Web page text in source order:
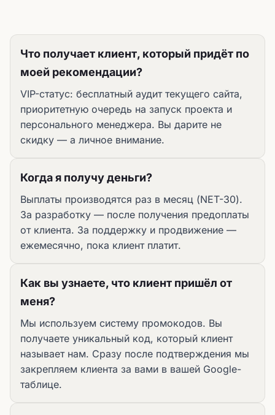
Что получает клиент, который придёт по
моей рекомендации?
VIP-статус: бесплатный аудит текущего сайта,
приоритетную очередь на запуск проекта и
персонального менеджера. Вы дарите не
скидку — а личное внимание.
Когда я получу деньги?
Выплаты производятся раз в месяц (NET-30).
За разработку — после получения предоплаты
от клиента. За поддержку и продвижение —
ежемесячно, пока клиент платит.
Как вы узнаете, что клиент пришёл от
меня?
Мы используем систему промокодов. Вы
получаете уникальный код, который клиент
называет нам. Сразу после подтверждения мы
закрепляем клиента за вами в вашей Google-
таблице.